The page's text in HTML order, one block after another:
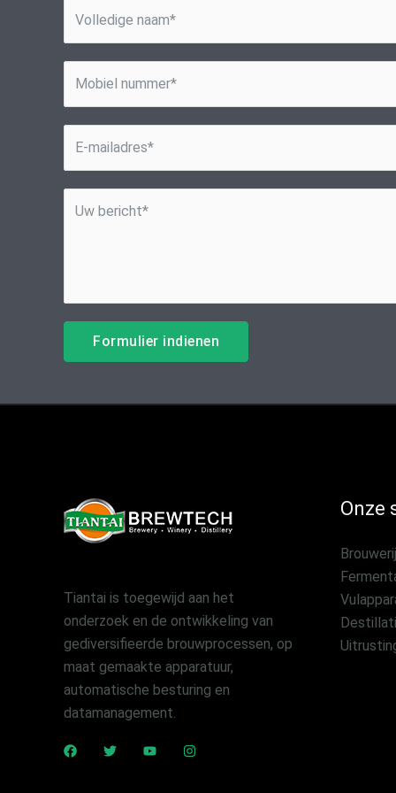
Formulier indienen
Tiantai is toegewijd aan het
onderzoek en de ontwikkeling van
gediversifieerde brouwprocessen, op
maat gemaakte apparatuur,
automatische besturing en
datamanagement.
Onze